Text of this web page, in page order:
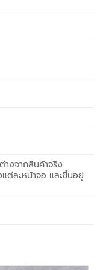
างจากสินค้าจริง
ต่ละหน้าจอ และขึ้นอยู่